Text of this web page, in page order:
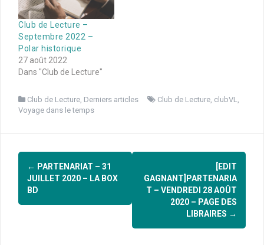
Club de Lecture –
Septembre 2022 –
Polar historique
27 août 2022
Dans "Club de Lecture"
Club de Lecture, Derniers articles Club de Lecture, clubVL,
Voyage dans le temps
Navigation
d'article
← PARTENARIAT – 31
JUILLET 2020 – LA BOX
BD
[EDIT
GAGNANT]PARTENARIA
T – VENDREDI 28 AOÛT
2020 – PAGE DES
LIBRAIRES →